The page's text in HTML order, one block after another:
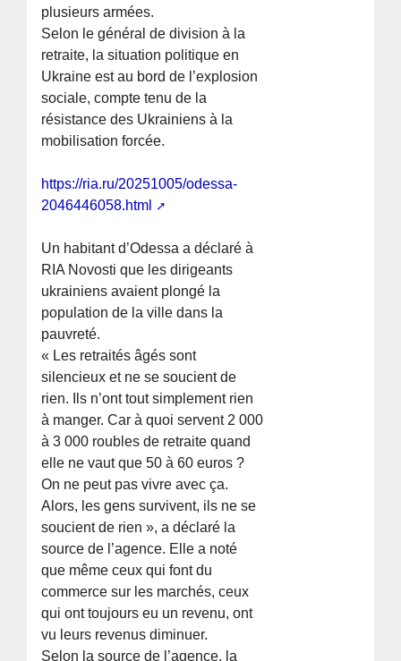
plusieurs armées.
Selon le général de division à la
retraite, la situation politique en
Ukraine est au bord de l’explosion
sociale, compte tenu de la
résistance des Ukrainiens à la
mobilisation forcée.
https://ria.ru/20251005/odessa-
2046446058.html
Un habitant d’Odessa a déclaré à
RIA Novosti que les dirigeants
ukrainiens avaient plongé la
population de la ville dans la
pauvreté.
« Les retraités âgés sont
silencieux et ne se soucient de
rien. Ils n’ont tout simplement rien
à manger. Car à quoi servent 2 000
à 3 000 roubles de retraite quand
elle ne vaut que 50 à 60 euros ?
On ne peut pas vivre avec ça.
Alors, les gens survivent, ils ne se
soucient de rien », a déclaré la
source de l’agence. Elle a noté
que même ceux qui font du
commerce sur les marchés, ceux
qui ont toujours eu un revenu, ont
vu leurs revenus diminuer.
Selon la source de l’agence, la